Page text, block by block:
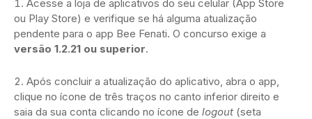
Acesse a loja de aplicativos do seu celular (App Store
ou Play Store) e verifique se há alguma atualização
pendente para o app Bee Fenati. O concurso exige a
versão 1.2.21 ou superior.
Após concluir a atualização do aplicativo, abra o app,
clique no ícone de três traços no canto inferior direito e
saia da sua conta clicando no ícone de logout (seta